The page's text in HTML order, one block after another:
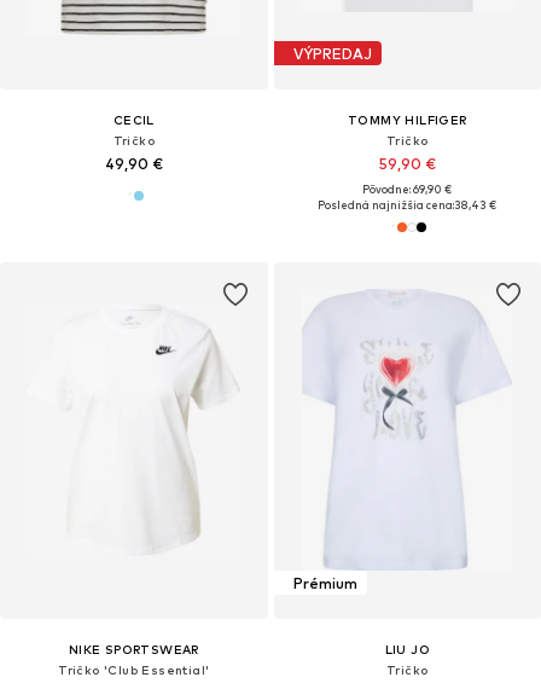
CECIL
Tričko
49,90 €
VÝPREDAJ
TOMMY HILFIGER
Tričko
59,90 €
Pôvodne: 69,90 €
Posledná najnižšia cena:38,43 €
NIKE SPORTSWEAR
Tričko 'Club Essential'
Prémium
LIU JO
Tričko